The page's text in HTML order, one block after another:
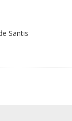
Santis